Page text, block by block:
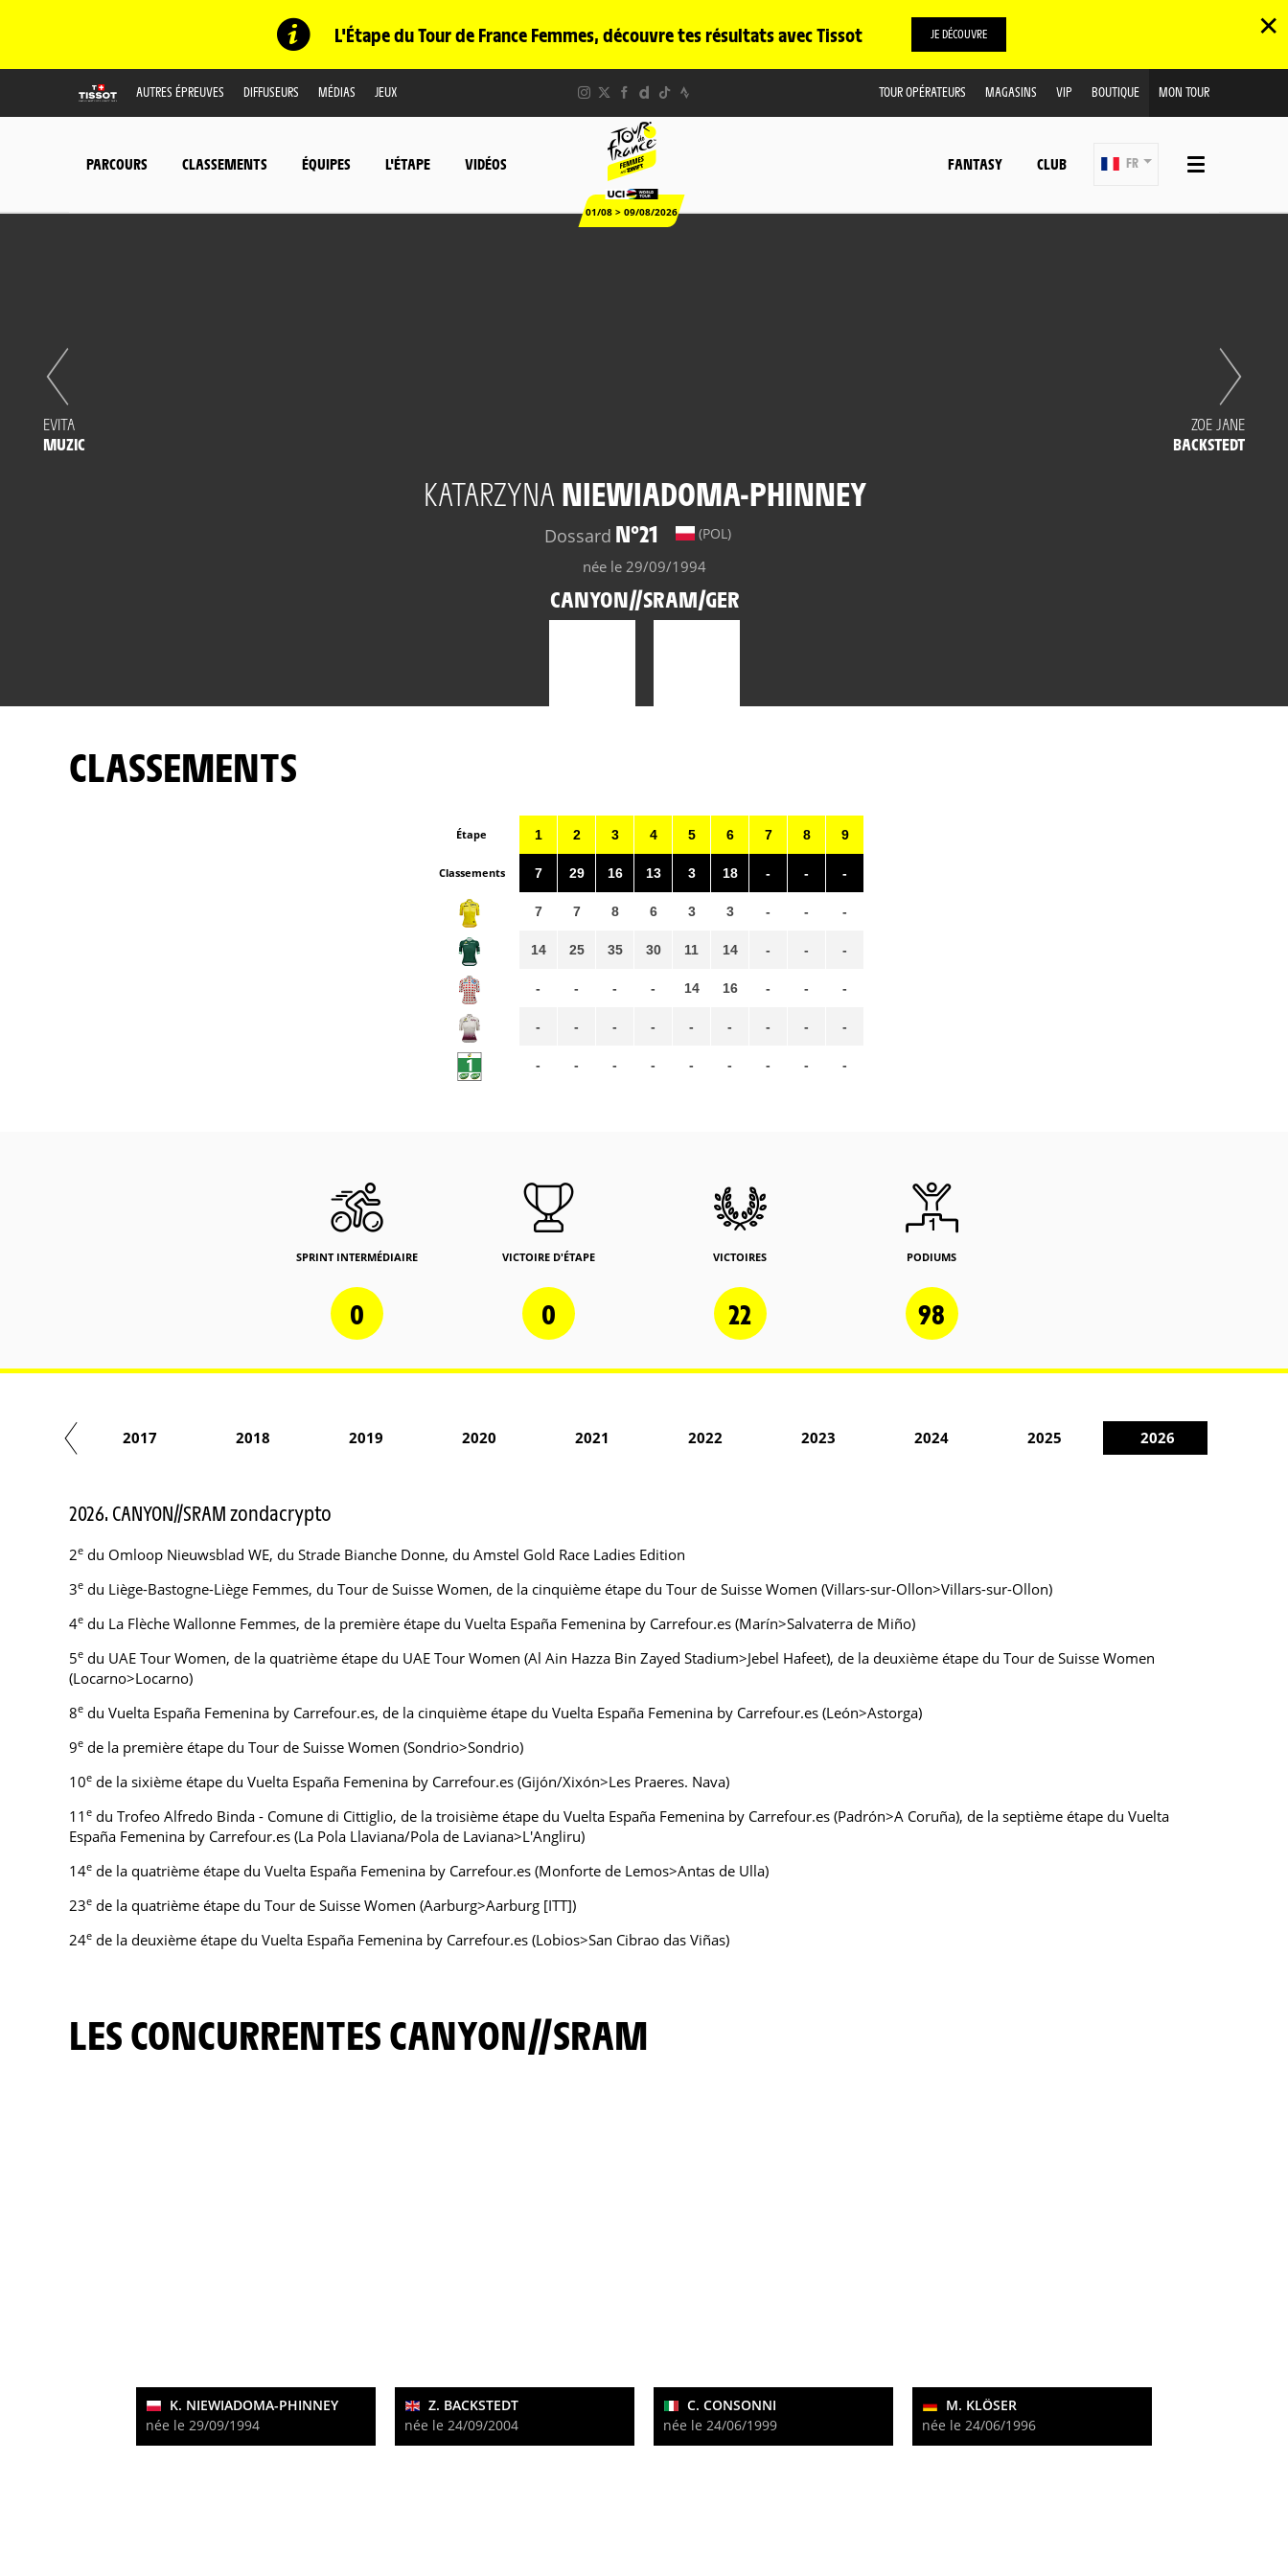
L'Étape du Tour de France Femmes, découvre tes résultats avec Tissot JE DÉCOUVRE ✕
AUTRES ÉPREUVES DIFFUSEURS MÉDIAS JEUX TOUR OPÉRATEURS MAGASINS VIP BOUTIQUE MON TOUR
PARCOURS CLASSEMENTS ÉQUIPES L'ÉTAPE VIDÉOS
01/08 > 09/08/2026
FANTASY CLUB FR
KATARZYNA NIEWIADOMA-PHINNEY
Dossard N°21 (POL)
née le 29/09/1994
CANYON//SRAM/GER
EVITA
MUZIC
ZOE JANE
BACKSTEDT
CLASSEMENTS
Étape
Classements
1
7
7
14
-
-
-
2
29
7
25
-
-
-
3
16
8
35
-
-
-
4
13
6
30
-
-
-
5
3
3
11
14
-
-
6
18
3
14
16
-
-
7
-
-
-
-
-
-
8
-
-
-
-
-
-
9
-
-
-
-
-
-
SPRINT INTERMÉDIAIRE
0
VICTOIRE D'ÉTAPE
0
VICTOIRES
22
PODIUMS
98
2017 2018 2019 2020 2021 2022 2023 2024 2025 2026
2026. CANYON//SRAM zondacrypto
2e du Omloop Nieuwsblad WE, du Strade Bianche Donne, du Amstel Gold Race Ladies Edition
3e du Liège-Bastogne-Liège Femmes, du Tour de Suisse Women, de la cinquième étape du Tour de Suisse Women (Villars-sur-Ollon>Villars-sur-Ollon)
4e du La Flèche Wallonne Femmes, de la première étape du Vuelta España Femenina by Carrefour.es (Marín>Salvaterra de Miño)
5e du UAE Tour Women, de la quatrième étape du UAE Tour Women (Al Ain Hazza Bin Zayed Stadium>Jebel Hafeet), de la deuxième étape du Tour de Suisse Women
(Locarno>Locarno)
8e du Vuelta España Femenina by Carrefour.es, de la cinquième étape du Vuelta España Femenina by Carrefour.es (León>Astorga)
9e de la première étape du Tour de Suisse Women (Sondrio>Sondrio)
10e de la sixième étape du Vuelta España Femenina by Carrefour.es (Gijón/Xixón>Les Praeres. Nava)
11 e du Trofeo Alfredo Binda - Comune di Cittiglio, de la troisième étape du Vuelta España Femenina by Carrefour.es (Padrón>A Coruña), de la septième étape du Vuelta
España Femenina by Carrefour.es (La Pola Llaviana/Pola de Laviana>L'Angliru)
14e de la quatrième étape du Vuelta España Femenina by Carrefour.es (Monforte de Lemos>Antas de Ulla)
23e de la quatrième étape du Tour de Suisse Women (Aarburg>Aarburg [ITT])
24e de la deuxième étape du Vuelta España Femenina by Carrefour.es (Lobios>San Cibrao das Viñas)
LES CONCURRENTES CANYON//SRAM
K. NIEWIADOMA-PHINNEY
née le 29/09/1994
Z. BACKSTEDT
née le 24/09/2004
C. CONSONNI
née le 24/06/1999
M. KLÖSER
née le 24/06/1996